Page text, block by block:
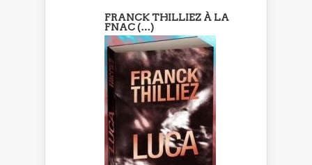
FRANCK THILLIEZ À LA
FNAC (…)